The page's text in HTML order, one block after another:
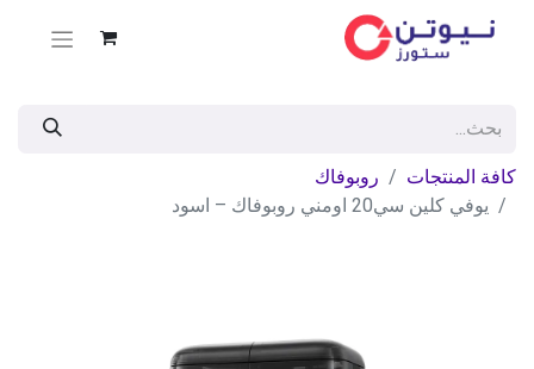
كافة المنتجات
روبوفاك
يوفي كلين سي20 اومني روبوفاك – اسود